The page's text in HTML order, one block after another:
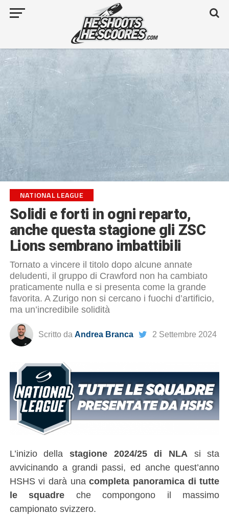
NATIONAL LEAGUE
Solidi e forti in ogni reparto,
anche questa stagione gli ZSC
Lions sembrano imbattibili
Tornato a vincere il titolo dopo alcune annate
deludenti, il gruppo di Crawford non ha cambiato
praticamente nulla e si presenta come la grande
favorita. A Zurigo non si cercano i fuochi d’artificio,
ma un’incredibile solidità
Scritto da Andrea Branca 2 Settembre 2024
L’inizio dellastagione 2024/25 di NLA si sta
avvicinando a grandi passi, ed anche quest’anno
HSHS vi darà unacompleta panoramica di tutte
le squadre che compongono il massimo
campionato svizzero.